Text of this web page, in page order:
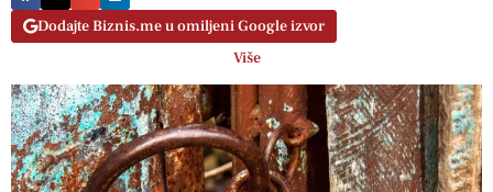
Dodajte Biznis.me u omiljeni Google izvor
Više